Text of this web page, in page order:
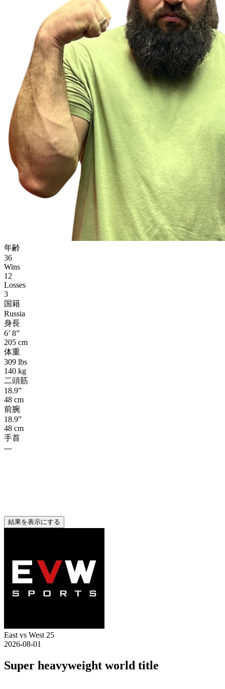
年齢
36
Wins
12
Losses
3
国籍
Russia
身長
6’ 8”
205 cm
体重
309 lbs
140 kg
二頭筋
18.9”
48 cm
前腕
18.9”
48 cm
手首
---
結果を表示にする
East vs West 25
2026-08-01
Super heavyweight world title